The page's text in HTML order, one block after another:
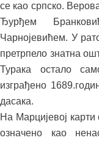
се као српско.
Ђурђем
Чарнојевићем. У
претрпело знатна
Турака остало
изграђено
дасака.
На Марцијевој
означено као